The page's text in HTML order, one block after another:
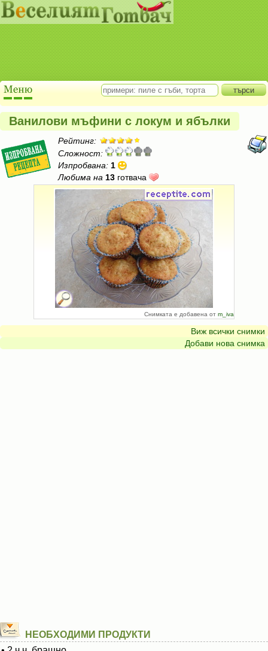
Ванилови мъфини с локум и ябълки
Рейтинг:
Сложност:
Изпробвана: 1
Любима на 13 готвача
Снимката е добавена от m_iva
Виж всички снимки
Добави нова снимка
НЕОБХОДИМИ ПРОДУКТИ